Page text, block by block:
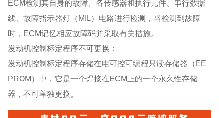
ECM检测其自身的故障、各传感器和执行元件、串行数据
线、故障指示器灯（MIL）电路进行检测，当检测到故障
时，ECM记忆相应故障码并采取有关措施。
发动机控制标定程序不可更换：
发动机控制标定程序存储在电可控可编程只读存储器（EE
PROM）中，它是一个焊接在ECM上的一个永久性存储
器，不可单独更换。